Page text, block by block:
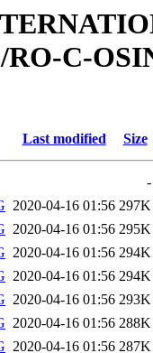
C-
Last modified Size
-
2020-04-16 01:56 297K
2020-04-16 01:56 295K
2020-04-16 01:56 294K
2020-04-16 01:56 294K
2020-04-16 01:56 293K
2020-04-16 01:56 288K
2020-04-16 01:56 287K